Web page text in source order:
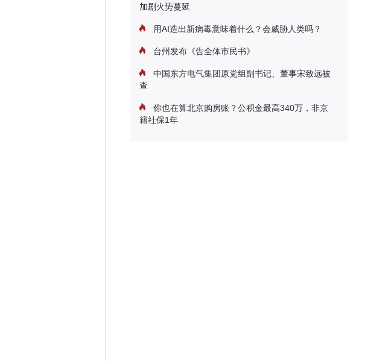
加剧火势蔓延
用AI造出新病毒意味着什么？会威胁人类吗？
台州发布《告全体市民书》
中国东方电气集团原党组副书记、董事宋致远被
查
你也在算北京购房账？公积金最高340万，非京
籍社保1年